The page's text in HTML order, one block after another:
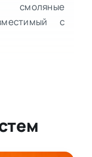
смоляные
с